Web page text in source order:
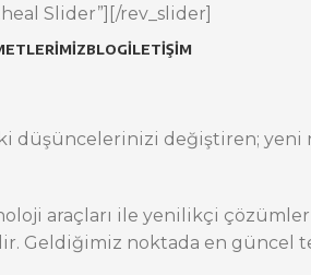
BLOGİLETIŞIM
Slider”][/rev_slider]
düşüncelerinizi değiştiren;
araçları ile yenilikçi
Geldiğimiz noktada en